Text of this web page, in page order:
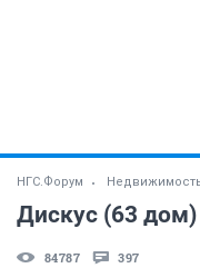
НГС.Форум
Дискус (63 дом)
84787 397